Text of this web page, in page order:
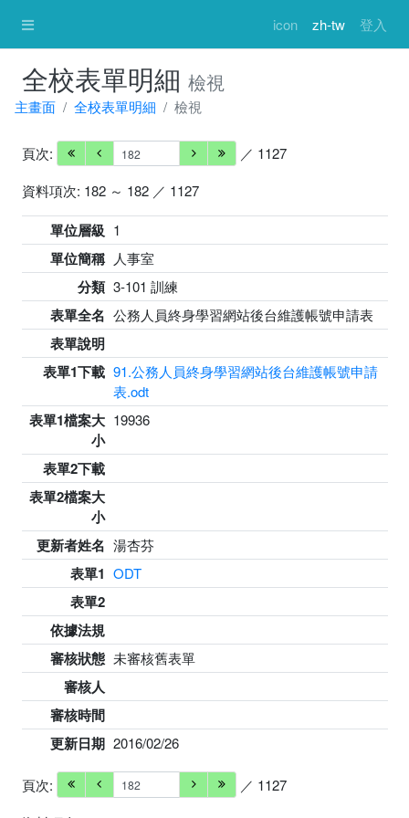
icon zh-tw 登入
全校表單明細 檢視
主畫面 全校表單明細 檢視
頁次:
／ 1127
資料項次: 182 ～ 182 ／ 1127
單位層級 1
單位簡稱 人事室
分類 3-101 訓練
表單全名 公務人員終身學習網站後台維護帳號申請表
表單說明
表單1下載 91.公務人員終身學習網站後台維護帳號申請
表.odt
表單1檔案大
小
19936
表單2下載
表單2檔案大
小
更新者姓名 湯杏芬
表單1 ODT
表單2
依據法規
審核狀態 未審核舊表單
審核人
審核時間
更新日期 2016/02/26
頁次:
／ 1127